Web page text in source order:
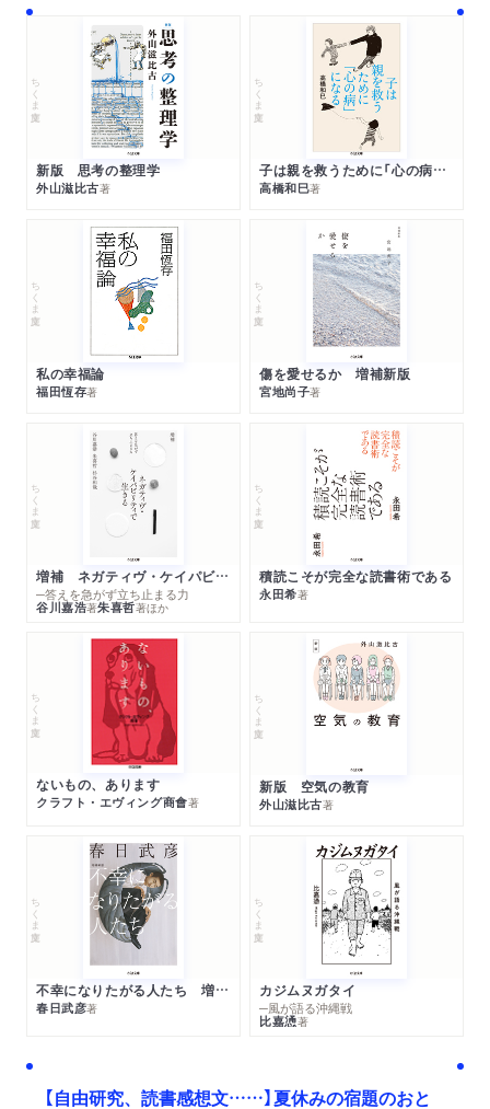
ちくま文庫
新版 思考の整理学
外山滋比古著
ちくま文庫
子は親を救うために「心の病」になる
高橋和巳著
ちくま文庫
私の幸福論
福田恆存著
ちくま文庫
傷を愛せるか 増補新版
宮地尚子著
ちくま文庫
増補 ネガティヴ・ケイパビリティで生きる
─答えを急がず立ち止まる力
谷川嘉浩著朱喜哲著ほか
ちくま文庫
積読こそが完全な読書術である
永田希著
ちくま文庫
ないもの、あります
クラフト・エヴィング商會著
ちくま文庫
新版 空気の教育
外山滋比古著
ちくま文庫
不幸になりたがる人たち 増補新版
春日武彦著
ちくま文庫
カジムヌガタイ
─風が語る沖縄戦
比嘉慂著
【自由研究、読書感想文……】夏休みの宿題のおと